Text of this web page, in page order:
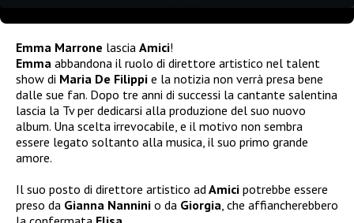
Emma Marrone lascia Amici!
Emma abbandona il ruolo di direttore artistico nel talent
show di Maria De Filippi e la notizia non verrà presa bene
dalle sue fan. Dopo tre anni di successi la cantante salentina
lascia la Tv per dedicarsi alla produzione del suo nuovo
album. Una scelta irrevocabile, e il motivo non sembra
essere legato soltanto alla musica, il suo primo grande
amore.
Il suo posto di direttore artistico adAmici potrebbe essere
preso da Gianna Nannini o da Giorgia, che affiancherebbero